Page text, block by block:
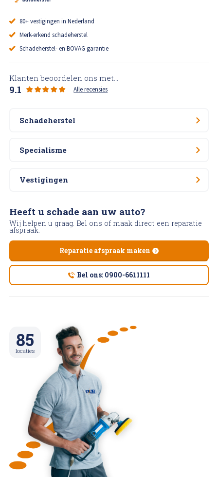
80+ vestigingen in Nederland
Merk-erkend schadeherstel
Schadeherstel- en BOVAG garantie
Klanten beoordelen ons met...
9.1 Alle recensies
Schadeherstel
Specialisme
Vestigingen
85
locaties
Heeft u schade aan uw auto?
Wij helpen u graag. Bel ons of maak direct een reparatie
afspraak.
Reparatie afspraak maken
Bel ons: 0900-6611111